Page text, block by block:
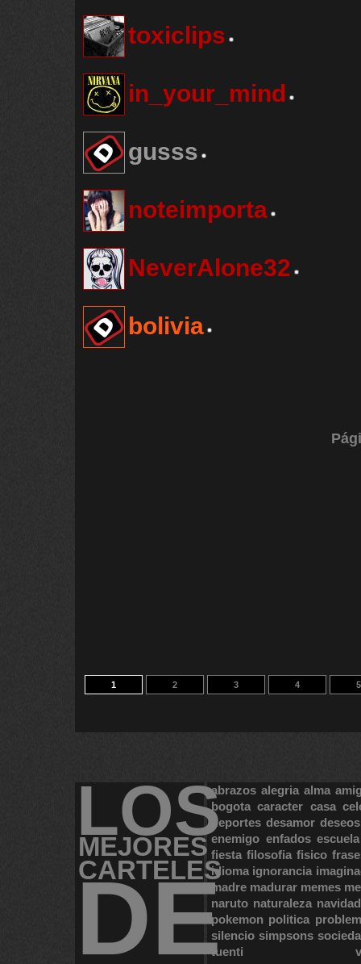
toxiclips
in_your_mind
gusss
noteimporta
NeverAlone32
bolivia
1 2 3 4 5
LOS
MEJORES
CARTELES
DE
abrazos alegria alma
bogota caracter casa
deportes desamor deseos
enemigo enfados escuela
fiesta filosofia fisico
idioma ignorancia
madre madurar memes
naruto naturaleza navidad
pokemon politica
silencio simpsons
tuenti